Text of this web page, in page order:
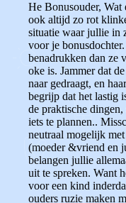
He Bonusouder, Wat
ook altijd zo rot
situatie waar jullie in
voor je
benadrukken dan ze
oke is. Jammer dat
naar gedraagt, en
begrijp dat het lastig
de praktische
iets te plannen..
neutraal mogelijk
(moeder &vriend en
belangen jullie
uit te spreken. Want
voor een kind
ouders ruzie maken